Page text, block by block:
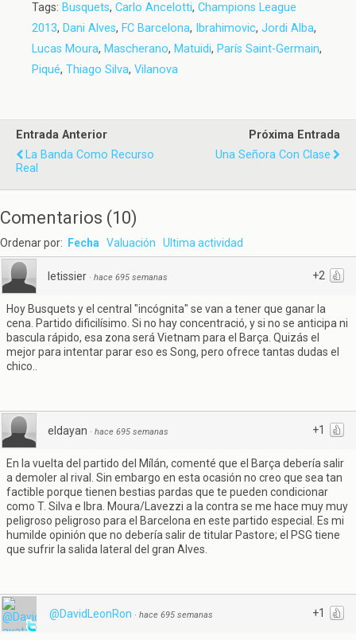
Tags: Busquets, Carlo Ancelotti, Champions League
2013, Dani Alves, FC Barcelona, Ibrahimovic, Jordi Alba,
Lucas Moura, Mascherano, Matuidi, París Saint-Germain,
Piqué, Thiago Silva, Vilanova
Entrada Anterior
La Banda Como Recurso
Real
Próxima Entrada
Una Señora Con Clase
Comentarios (10)
Ordenar por: Fecha Valuación Ultima actividad
+2
letissier · hace 695 semanas
Hoy Busquets y el central "incógnita" se van a tener que ganar la
cena. Partido dificilísimo. Si no hay concentració, y si no se anticipa ni
bascula rápido, esa zona será Vietnam para el Barça. Quizás el
mejor para intentar parar eso es Song, pero ofrece tantas dudas el
chico..
+1
eldayan · hace 695 semanas
En la vuelta del partido del Mílán, comenté que el Barça debería salir
a demoler al rival. Sin embargo en esta ocasión no creo que sea tan
factible porque tienen bestias pardas que te pueden condicionar
como T. Silva e Ibra. Moura/Lavezzi a la contra se me hace muy muy
peligroso peligroso para el Barcelona en este partido especial. Es mi
humilde opinión que no debería salir de titular Pastore; el PSG tiene
que sufrir la salida lateral del gran Alves.
+1
@DavidLeonRon · hace 695 semanas